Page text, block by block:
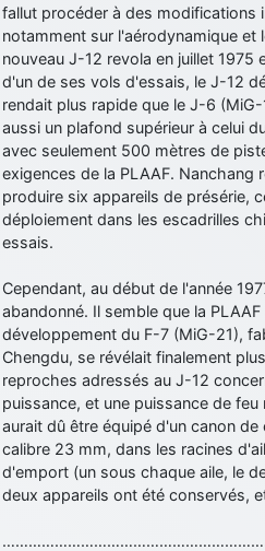
d9pouces: j'ai trouvé un palliatif un
un peu mieux
d9pouces
: cette fois, c'est le Brésil
par terre
jericho: Ah ben je peux te
d9pouces: Désolé ! Mon filtrage a
manifestement
tout voir
fallut procéder à des modifications
notamment sur l'aérodynamique et
nouveau J-12 revola en juillet 1975
d'un de ses vols d'essais, le J-12
rendait plus rapide que le J-6
aussi un plafond supérieur à celui
avec seulement 500 mètres de
exigences de la PLAAF. Nanchang
produire six appareils de présérie,
déploiement dans les escadrilles
essais.
Cependant, au début de l'année
abandonné. Il semble que la
développement du F-7 (MiG-21),
Chengdu, se révélait finalement
reproches adressés au J-12
puissance, et une puissance de
aurait dû être équipé d'un canon
calibre 23 mm, dans les racines
d'emport (un sous chaque aile, le
deux appareils ont été conservés,